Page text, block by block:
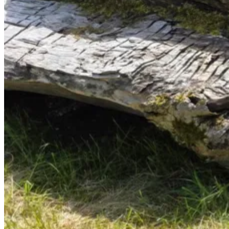
Menschen
Kontakt und Infos
Ludwigsreuter Bücherstubn Eldorado
Ludwigsreuter Bücherstubn Eldorado
Schreibe einen Kommentar
Deine E-Mail-Adresse wird nicht veröffentlicht. Erforderliche
Felder sind mit*markiert
Kommentar*